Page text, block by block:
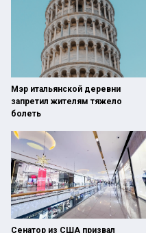
Мэр итальянской деревни
запретил жителям тяжело
болеть
Сенатор из США призвал